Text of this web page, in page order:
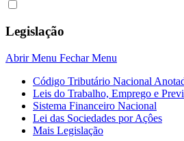
Legislação
Abrir Menu Fechar Menu
Código Tributário Nacional
Leis do Trabalho, Emprego e
Sistema Financeiro Nacional
Lei das Sociedades por Açôes
Mais Legislação